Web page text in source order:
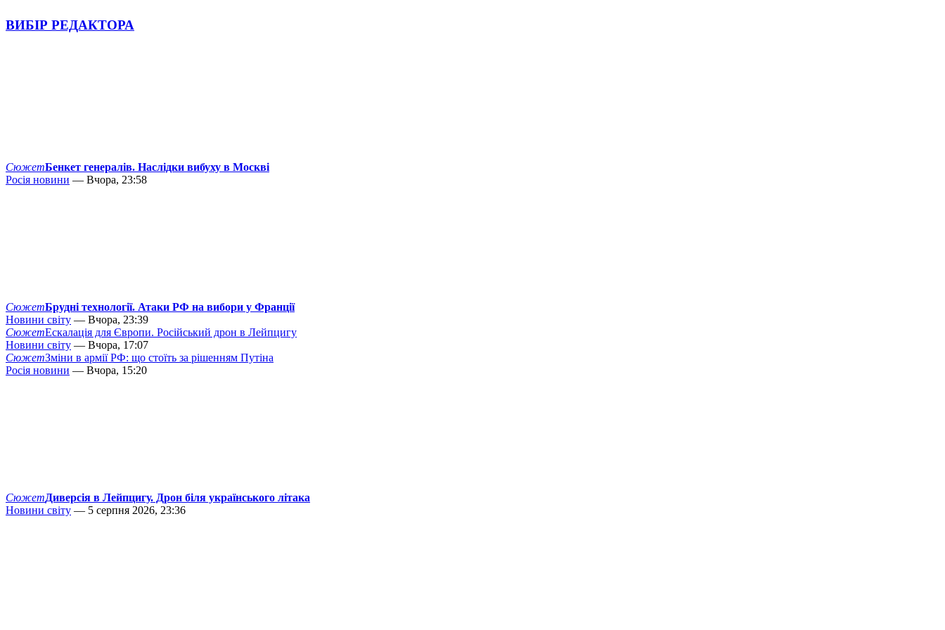
ВИБІР РЕДАКТОРА
СюжетБенкет генералів. Наслідки вибуху в Москві
Росія новини — Вчора, 23:58
СюжетБрудні технології. Атаки РФ на вибори у Франції
Новини світу — Вчора, 23:39
СюжетЕскалація для Європи. Російський дрон в Лейпцигу
Новини світу — Вчора, 17:07
СюжетЗміни в армії РФ: що стоїть за рішенням Путіна
Росія новини — Вчора, 15:20
СюжетДиверсія в Лейпцигу. Дрон біля українського літака
Новини світу — 5 серпня 2026, 23:36